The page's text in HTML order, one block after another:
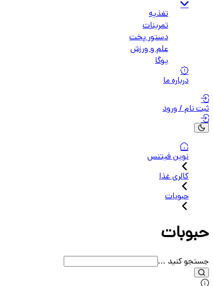
تغذیه
تمرینات
دستور پخت
علم و ورزش
یوگا
درباره ما
ثبت نام / ورود
نوین فیتنس
کالری غذا
حبوبات
حبوبات
جستجو کنید ...